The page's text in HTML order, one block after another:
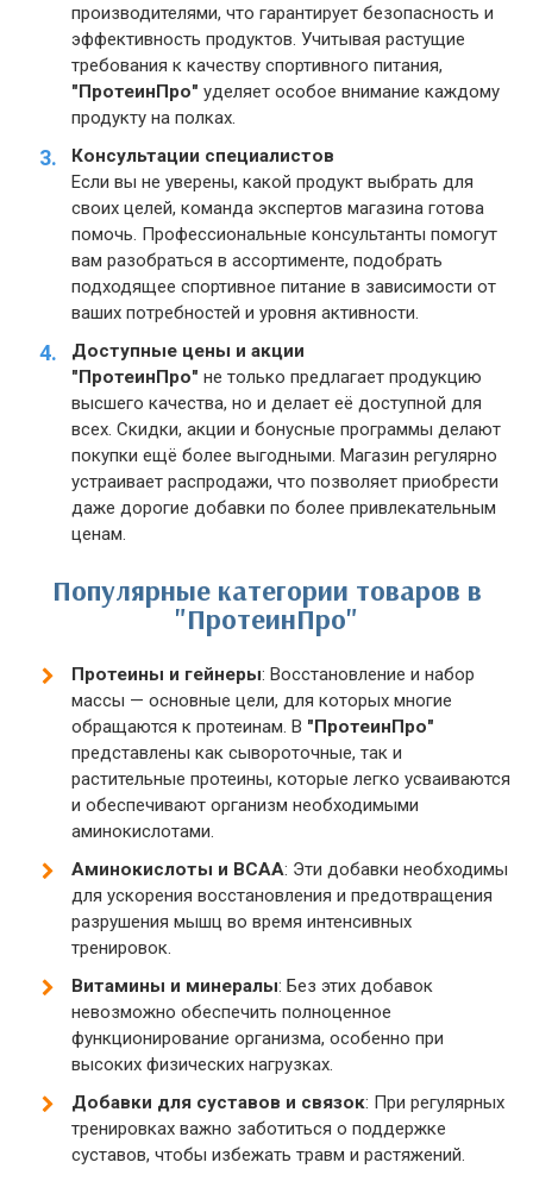
производителями, что гарантирует безопасность и
эффективность продуктов. Учитывая растущие
требования к качеству спортивного питания,
"ПротеинПро" уделяет особое внимание каждому
продукту на полках.
Консультации специалистов
Если вы не уверены, какой продукт выбрать для
своих целей, команда экспертов магазина готова
помочь. Профессиональные консультанты помогут
вам разобраться в ассортименте, подобрать
подходящее спортивное питание в зависимости от
ваших потребностей и уровня активности.
Доступные цены и акции
"ПротеинПро" не только предлагает продукцию
высшего качества, но и делает её доступной для
всех. Скидки, акции и бонусные программы делают
покупки ещё более выгодными. Магазин регулярно
устраивает распродажи, что позволяет приобрести
даже дорогие добавки по более привлекательным
ценам.
Популярные категории товаров в
"ПротеинПро"
Протеины и гейнеры: Восстановление и набор
массы — основные цели, для которых многие
обращаются к протеинам. В "ПротеинПро"
представлены как сывороточные, так и
растительные протеины, которые легко усваиваются
и обеспечивают организм необходимыми
аминокислотами.
Аминокислоты и BCAA: Эти добавки необходимы
для ускорения восстановления и предотвращения
разрушения мышц во время интенсивных
тренировок.
Витамины и минералы: Без этих добавок
невозможно обеспечить полноценное
функционирование организма, особенно при
высоких физических нагрузках.
Добавки для суставов и связок: При регулярных
тренировках важно заботиться о поддержке
суставов, чтобы избежать травм и растяжений.